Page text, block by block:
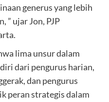
generus yang lebih
” ujar Jon, PJP
lima unsur dalam
dari pengurus harian,
dan pengurus
peran strategis dalam